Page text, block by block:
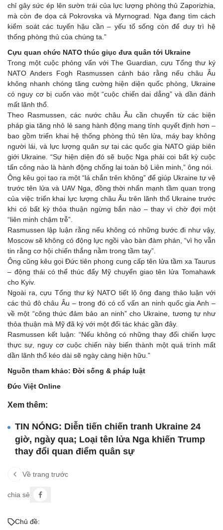
chỉ gây sức ép lên sườn trái của lực lượng phòng thủ Zaporizhia,
mà còn đe dọa cả Pokrovska và Myrnograd. Nga đang tìm cách
kiểm soát các tuyến hậu cần – yếu tố sống còn để duy trì hệ
thống phòng thủ của chúng ta.”
Cựu quan chức NATO thúc giục đưa quân tới Ukraine
Trong một cuộc phỏng vấn với The Guardian, cựu Tổng thư ký
NATO Anders Fogh Rasmussen cảnh báo rằng nếu châu Âu
không nhanh chóng tăng cường hiện diện quốc phòng, Ukraine
có nguy cơ bị cuốn vào một “cuộc chiến dai dẳng” và dần đánh
mất lãnh thổ.
Theo Rasmussen, các nước châu Âu cần chuyển từ các biện
pháp gia tăng nhỏ lẻ sang hành động mang tính quyết định hơn –
bao gồm triển khai hệ thống phòng thủ tên lửa, máy bay không
người lái, và lực lượng quân sự tại các quốc gia NATO giáp biên
giới Ukraine. “Sự hiện diện đó sẽ buộc Nga phải coi bất kỳ cuộc
tấn công nào là hành động chống lại toàn bộ Liên minh,” ông nói.
Ông kêu gọi tạo ra một “lá chắn trên không” để giúp Ukraine tự vệ
trước tên lửa và UAV Nga, đồng thời nhấn mạnh tầm quan trọng
của việc triển khai lực lượng châu Âu trên lãnh thổ Ukraine trước
khi có bất kỳ thỏa thuận ngừng bắn nào – thay vì chờ đợi một
“liên minh chậm trễ”.
Rasmussen lập luận rằng nếu không có những bước đi như vậy,
Moscow sẽ không có động lực ngồi vào bàn đàm phán, “vì họ vẫn
tin rằng cơ hội chiến thắng nằm trong tầm tay”.
Ông cũng kêu gọi Đức tiên phong cung cấp tên lửa tầm xa Taurus
– động thái có thể thúc đẩy Mỹ chuyển giao tên lửa Tomahawk
cho Kyiv.
Ngoài ra, cựu Tổng thư ký NATO tiết lộ ông đang thảo luận với
các thủ đô châu Âu – trong đó có cố vấn an ninh quốc gia Anh –
về một “công thức đảm bảo an ninh” cho Ukraine, tương tự như
thỏa thuận mà Mỹ đã ký với một đối tác khác gần đây.
Rasmussen kết luận: “Nếu không có những thay đổi chiến lược
thực sự, nguy cơ cuộc chiến này biến thành một quá trình mất
dần lãnh thổ kéo dài sẽ ngày càng hiện hữu.”
Nguồn tham khảo: Đời sống & pháp luật
Đức Việt Online
Xem thêm:
TIN NÓNG: Diễn tiến chiến tranh Ukraine 24
giờ, ngày qua; Loại tên lửa Nga khiến Trump
thay đổi quan điểm quân sự
Về trang trước
chia sẻ
Chủ đề: